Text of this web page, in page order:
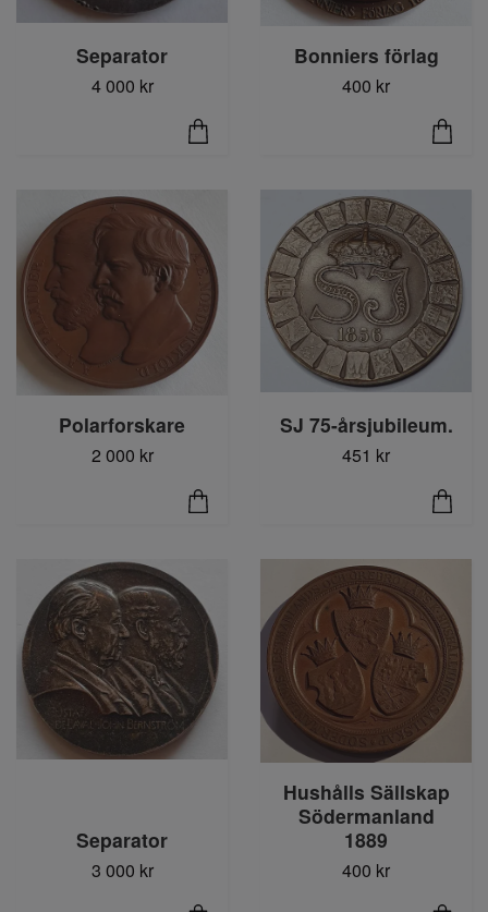
Separator
4 000 kr
Bonniers förlag
400 kr
Polarforskare
2 000 kr
SJ 75-årsjubileum.
451 kr
Separator
3 000 kr
Hushålls Sällskap
Södermanland
1889
400 kr